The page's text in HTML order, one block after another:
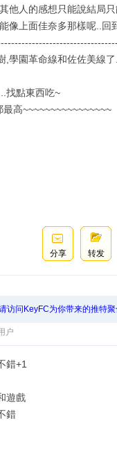
他人的感想只能說結局
像上面佳奈多那樣呢..
,學園革命線和佐佐美線
找點東西吃~
高~~~~~~~~~~~~~~~~
分享 转发
访问KeyFC为你带来的推特
户
錯+1
遊戲
錯